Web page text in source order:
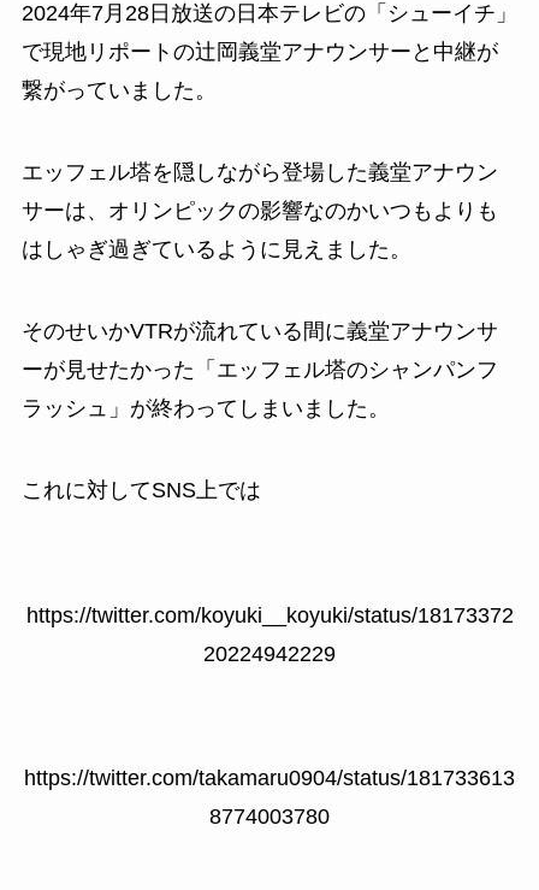
2024年7月28日放送の日本テレビの「シューイチ」
で現地リポートの辻岡義堂アナウンサーと中継が
繋がっていました。
エッフェル塔を隠しながら登場した義堂アナウン
サーは、オリンピックの影響なのかいつもよりも
はしゃぎ過ぎているように見えました。
そのせいかVTRが流れている間に義堂アナウンサ
ーが見せたかった「エッフェル塔のシャンパンフ
ラッシュ」が終わってしまいました。
これに対してSNS上では
https://twitter.com/koyuki__koyuki/status/18173372
20224942229
https://twitter.com/takamaru0904/status/181733613
8774003780